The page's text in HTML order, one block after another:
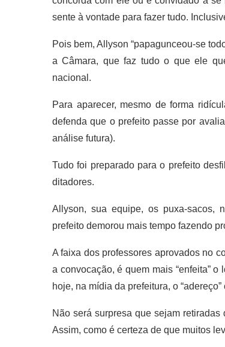
sente à vontade para fazer tudo.
Pois bem, Allyson “papagunceou-se
a Câmara, que faz tudo o que ele
nacional.
Para aparecer, mesmo de forma
defenda que o prefeito passe por
análise futura).
Tudo foi preparado para o prefeito
ditadores.
Allyson, sua equipe, os puxa-sacos,
prefeito demorou mais tempo fazendo
A faixa dos professores aprovados no
a convocação, é quem mais “enfeita”
hoje, na mídia da prefeitura, o “adereço”
Não será surpresa que sejam
Assim, como é certeza de que muitos